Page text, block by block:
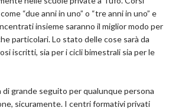
“due anni in uno” o “tre anni in uno” e
insieme saranno il miglior modo per
particolari. Lo stato delle cose sarà da
iscritti, sia per i cicli bimestrali sia per le
di grande seguito per qualunque persona
sicuramente. I centri formativi privati